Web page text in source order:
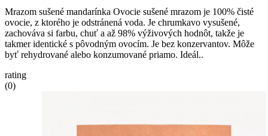
Mrazom sušené mandarínka Ovocie sušené mrazom je 100% čisté
ovocie, z ktorého je odstránená voda. Je chrumkavo vysušené,
zachováva si farbu, chuť a až 98% výživových hodnôt, takže je
takmer identické s pôvodným ovocím. Je bez konzervantov. Môže
byť rehydrované alebo konzumované priamo. Ideál..
rating
(0)